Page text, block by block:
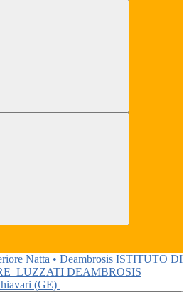
ISTITUTO DI
LUZZATI DEAMBROSIS
(GE)